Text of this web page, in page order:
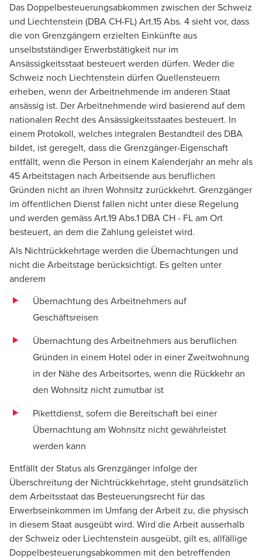
Das Doppelbesteuerungsabkommen zwischen der Schweiz
und Liechtenstein (DBA CH-FL) Art.15 Abs. 4 sieht vor, dass
die von Grenzgängern erzielten Einkünfte aus
unselbstständiger Erwerbstätigkeit nur im
Ansässigkeitsstaat besteuert werden dürfen. Weder die
Schweiz noch Liechtenstein dürfen Quellensteuern
erheben, wenn der Arbeitnehmende im anderen Staat
ansässig ist. Der Arbeitnehmende wird basierend auf dem
nationalen Recht des Ansässigkeitsstaates besteuert. In
einem Protokoll, welches integralen Bestandteil des DBA
bildet, ist geregelt, dass die Grenzgänger-Eigenschaft
entfällt, wenn die Person in einem Kalenderjahr an mehr als
45 Arbeitstagen nach Arbeitsende aus beruflichen
Gründen nicht an ihren Wohnsitz zurückkehrt. Grenzgänger
im öffentlichen Dienst fallen nicht unter diese Regelung
und werden gemäss Art.19 Abs.1 DBA CH - FL am Ort
besteuert, an dem die Zahlung geleistet wird.
Als Nichtrückkehrtage werden die Übernachtungen und
nicht die Arbeitstage berücksichtigt. Es gelten unter
anderem
Übernachtung des Arbeitnehmers auf
Geschäftsreisen
Übernachtung des Arbeitnehmers aus beruflichen
Gründen in einem Hotel oder in einer Zweitwohnung
in der Nähe des Arbeitsortes, wenn die Rückkehr an
den Wohnsitz nicht zumutbar ist
Pikettdienst, sofern die Bereitschaft bei einer
Übernachtung am Wohnsitz nicht gewährleistet
werden kann
Entfällt der Status als Grenzgänger infolge der
Überschreitung der Nichtrückkehrtage, steht grundsätzlich
dem Arbeitsstaat das Besteuerungsrecht für das
Erwerbseinkommen im Umfang der Arbeit zu, die physisch
in diesem Staat ausgeübt wird. Wird die Arbeit ausserhalb
der Schweiz oder Liechtenstein ausgeübt, gilt es, allfällige
Doppelbesteuerungsabkommen mit den betreffenden